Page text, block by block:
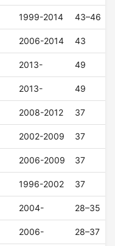
1999-2014 43–46
2006-2014 43
2013- 49
2013- 49
2008-2012 37
2002-2009 37
2006-2009 37
1996-2002 37
2004- 28–35
2006- 28–37